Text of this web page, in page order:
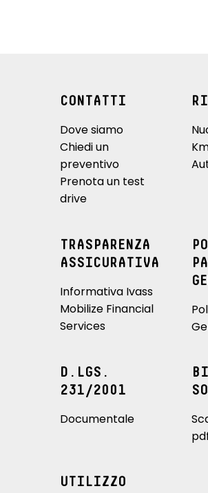
CONTATTI
Dove siamo
Chiedi un
preventivo
Prenota un test
drive
TRASPARENZA
ASSICURATIVA
Informativa Ivass
Mobilize Financial
Services
D.LGS.
231/2001
Documentale
UTILIZZO